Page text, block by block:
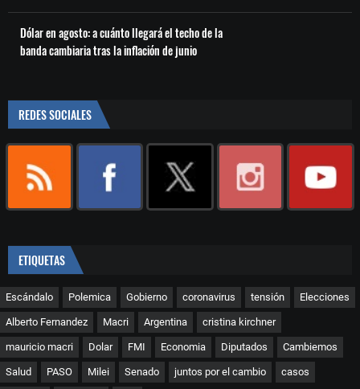
Dólar en agosto: a cuánto llegará el techo de la
banda cambiaria tras la inflación de junio
REDES SOCIALES
ETIQUETAS
Escándalo Polemica Gobierno coronavirus tensión Elecciones
Alberto Fernandez Macri Argentina cristina kirchner
mauricio macri Dolar FMI Economia Diputados Cambiemos
Salud PASO Milei Senado juntos por el cambio casos